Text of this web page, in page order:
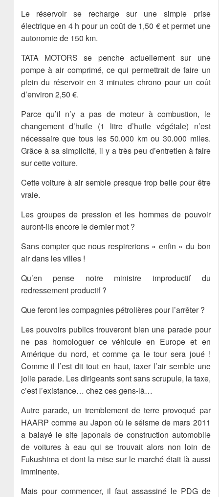
Le réservoir se recharge sur une simple prise
électrique en 4 h pour un coût de 1,50 € et permet une
autonomie de 150 km.
TATA MOTORS se penche actuellement sur une
pompe à air comprimé, ce qui permettrait de faire un
plein du réservoir en 3 minutes chrono pour un coût
d’environ 2,50 €.
Parce qu’il n’y a pas de moteur à combustion, le
changement d’huile (1 litre d’huile végétale) n’est
nécessaire que tous les 50.000 km ou 30.000 miles.
Grâce à sa simplicité, il y a très peu d’entretien à faire
sur cette voiture.
Cette voiture à air semble presque trop belle pour être
vraie.
Les groupes de pression et les hommes de pouvoir
auront-ils encore le dernier mot ?
Sans compter que nous respirerions « enfin » du bon
air dans les villes !
Qu’en pense notre ministre improductif du
redressement productif ?
Que feront les compagnies pétrolières pour l’arrêter ?
Les pouvoirs publics trouveront bien une parade pour
ne pas homologuer ce véhicule en Europe et en
Amérique du nord, et comme ça le tour sera joué !
Comme il l’est dit tout en haut, taxer l’air semble une
jolie parade. Les dirigeants sont sans scrupule, la taxe,
c’est l’existance… chez ces gens-là…
Autre parade, un tremblement de terre provoqué par
HAARP comme au Japon où le séisme de mars 2011
a balayé le site japonais de construction automobile
de voitures à eau qui se trouvait alors non loin de
Fukushima et dont la mise sur le marché était là aussi
imminente.
Mais pour commencer, il faut assassiné le PDG de